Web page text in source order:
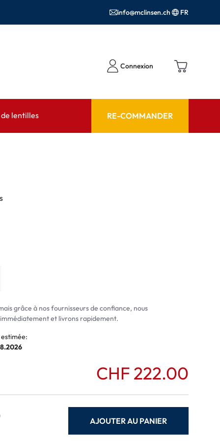
info@mclinsen.ch FR
Connexion
lentilles RE-COMMANDER
grâce à nos fournisseurs de confiance, nous
et livrons rapidement.
CHF 222.00
AJOUTER AU PANIER